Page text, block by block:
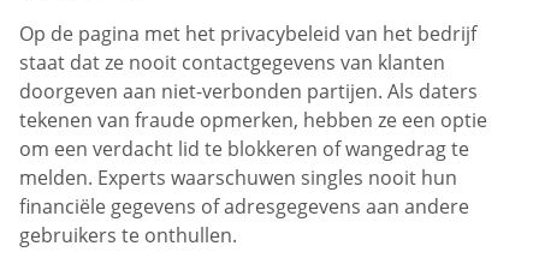
Op de pagina met het privacybeleid van het bedrijf
staat dat ze nooit contactgegevens van klanten
doorgeven aan niet-verbonden partijen. Als daters
tekenen van fraude opmerken, hebben ze een optie
om een verdacht lid te blokkeren of wangedrag te
melden. Experts waarschuwen singles nooit hun
financiële gegevens of adresgegevens aan andere
gebruikers te onthullen.